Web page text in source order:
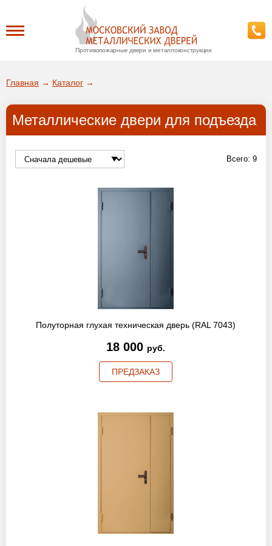
Противопожарные двери и металлоконструкции
ДА!
ВЫБРАТЬ ДРУГОЙ ГОРОД
О заводе
+7 (495) 767-19-79
и вся область!
Работаем без выходных!
Главная → Каталог →
Металлические двери для подъезда
Всего: 9
Полуторная глухая техническая дверь (RAL 7043)
18 000 руб.
ПРЕДЗАКАЗ